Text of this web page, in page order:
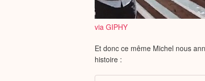
via GIPHY
Et donc ce même Michel nous
histoire :